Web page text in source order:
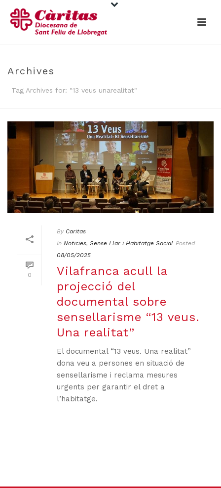
Archives
Tag Archives for: "13 veus unarealitat"
0
By Caritas
In Noticies, Sense Llar i Habitatge Social Posted
08/05/2025
Vilafranca acull la
projecció del
documental sobre
sensellarisme “13 veus.
Una realitat”
El documental “13 veus. Una realitat”
dona veu a persones en situació de
sensellarisme i reclama mesures
urgents per garantir el dret a
l’habitatge.